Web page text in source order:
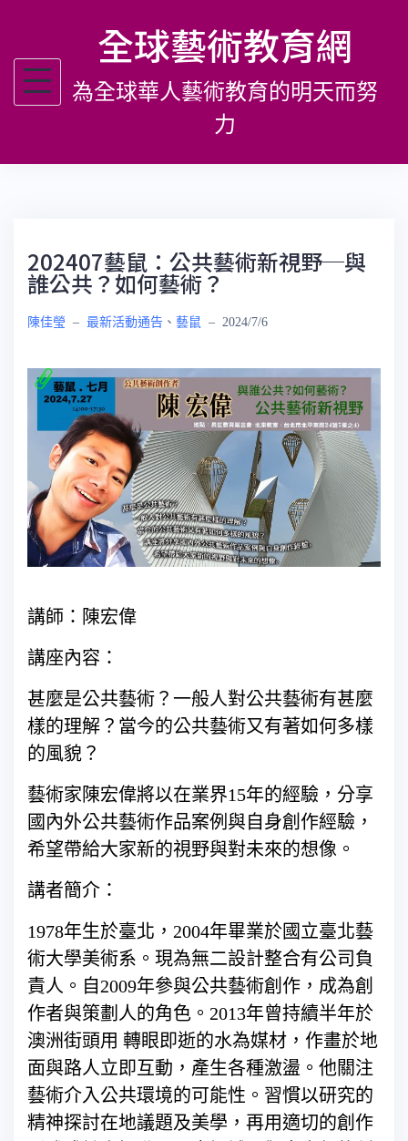
主
全球藝術教育網
為全球華人藝術教育的明天而努
力
202407藝鼠：公共藝術新視野─與
誰公共？如何藝術？
陳佳瑩 – 最新活動通告 、 藝鼠 – 2024/7/6
講師：陳宏偉
講座內容：
甚麼是公共藝術？一般人對公共藝術有甚麼
樣的理解？當今的公共藝術又有著如何多樣
的風貌？
藝術家陳宏偉將以在業界15年的經驗，分享
國內外公共藝術作品案例與自身創作經驗，
希望帶給大家新的視野與對未來的想像。
講者簡介：
1978年生於臺北，2004年畢業於國立臺北藝
術大學美術系。現為無二設計整合有公司負
責人。自2009年參與公共藝術創作，成為創
作者與策劃人的角色。2013年曾持續半年於
澳洲街頭用 轉眼即逝的水為媒材，作畫於地
面與路人立即互動，產生各種激盪。他關注
藝術介入公共環境的可能性。習慣以研究的
精神探討在地議題及美學，再用適切的創作